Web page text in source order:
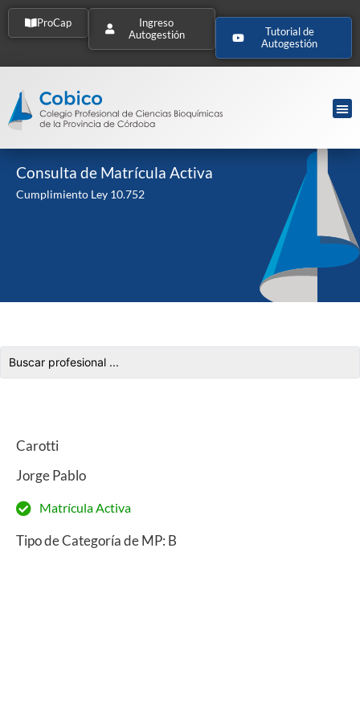
ProCap
Ingreso
Autogestión
Tutorial de
Autogestión
Consulta de Matrícula Activa
Cumplimiento Ley 10.752
Carotti
Jorge Pablo
Matrícula Activa
Tipo de Categoría de MP: B